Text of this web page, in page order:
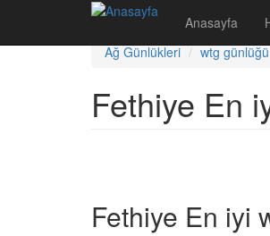
Anasayfa
Ağ Günlükleri
wtg günlüğü
Fethiye En
Fethiye En iyi